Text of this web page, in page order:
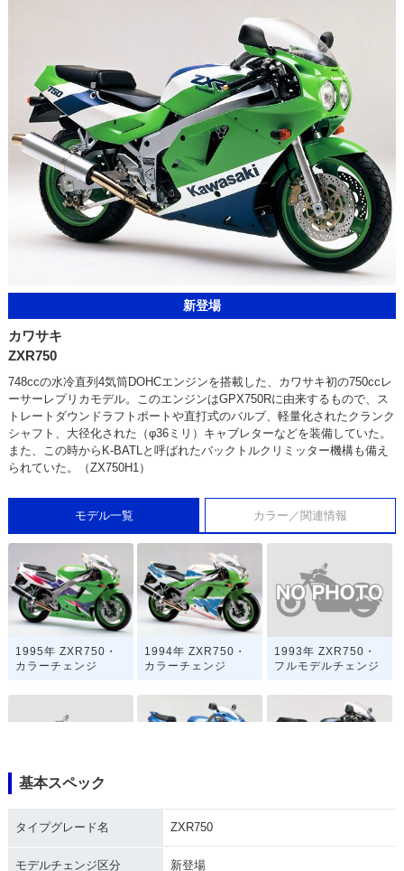
新登場
カワサキ
ZXR750
748ccの水冷直列4気筒DOHCエンジンを搭載した、カワサキ初の750ccレ
ーサーレプリカモデル。このエンジンはGPX750Rに由来するもので、ス
トレートダウンドラフトポートや直打式のバルブ、軽量化されたクランク
シャフト、大径化された（φ36ミリ）キャブレターなどを装備していた。
また、この時からK-BATLと呼ばれたバックトルクリミッター機構も備え
られていた。（ZX750H1）
モデル一覧 カラー／関連情報
1995年 ZXR750・
カラーチェンジ
1994年 ZXR750・
カラーチェンジ
1993年 ZXR750・
フルモデルチェンジ
基本スペック
タイプグレード名 ZXR750
モデルチェンジ区分 新登場